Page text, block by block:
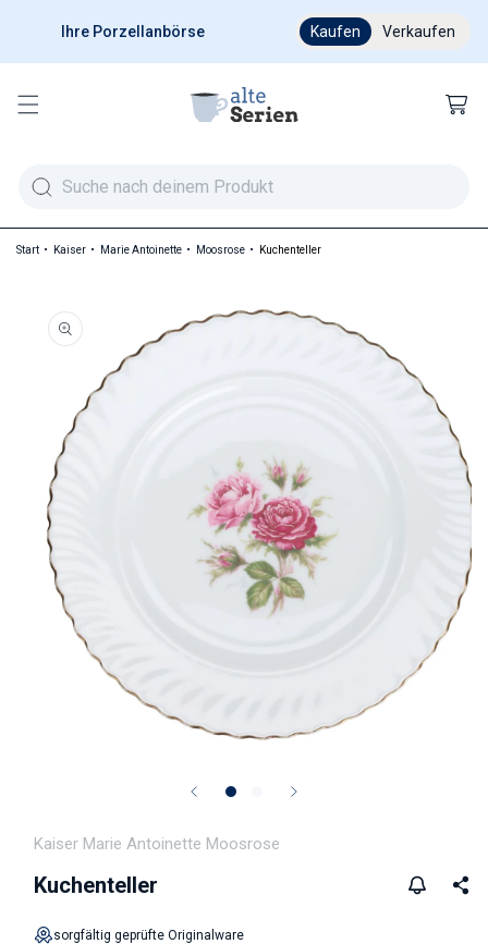
Ihre Porzellanbörse Ab 200 €
Kaufen Verkaufen
Start Kaiser Marie Antoinette Moosrose Kuchenteller
Kaiser Marie Antoinette Moosrose
Kuchenteller
sorgfältig geprüfte Originalware